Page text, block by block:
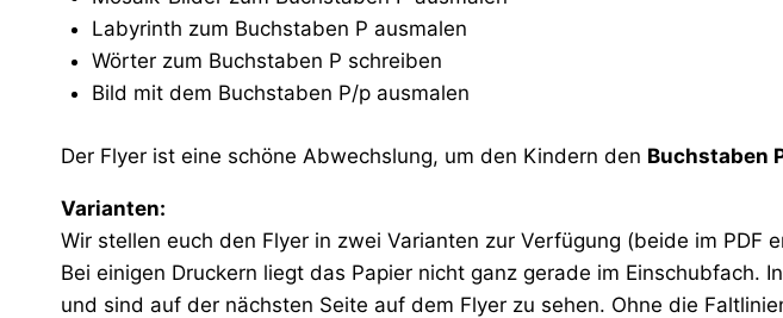
Labyrinth zum Buchstaben P ausmalen
Wörter zum Buchstaben P schreiben
Bild mit dem Buchstaben P/p ausmalen
Der Flyer ist eine schöne Abwechslung, um den Kindern den Buchstaben
Varianten:
Wir stellen euch den Flyer in zwei Varianten zur Verfügung (beide im
Bei einigen Druckern liegt das Papier nicht ganz gerade im Einschubfach.
und sind auf der nächsten Seite auf dem Flyer zu sehen. Ohne die